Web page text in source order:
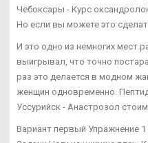
Чебоксары - Курс
Но если вы можете это
И это одно из немногих мест
выигрывал, что точно
раз это делается в модном
женщин одновременно.
Уссурийск - Анастрозол
Вариант первый Упражнение